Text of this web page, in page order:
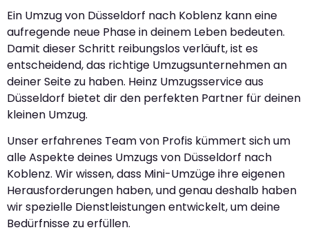
Ein Umzug von Düsseldorf nach Koblenz kann eine
aufregende neue Phase in deinem Leben bedeuten.
Damit dieser Schritt reibungslos verläuft, ist es
entscheidend, das richtige Umzugsunternehmen an
deiner Seite zu haben. Heinz Umzugsservice aus
Düsseldorf bietet dir den perfekten Partner für deinen
kleinen Umzug.
Unser erfahrenes Team von Profis kümmert sich um
alle Aspekte deines Umzugs von Düsseldorf nach
Koblenz. Wir wissen, dass Mini-Umzüge ihre eigenen
Herausforderungen haben, und genau deshalb haben
wir spezielle Dienstleistungen entwickelt, um deine
Bedürfnisse zu erfüllen.